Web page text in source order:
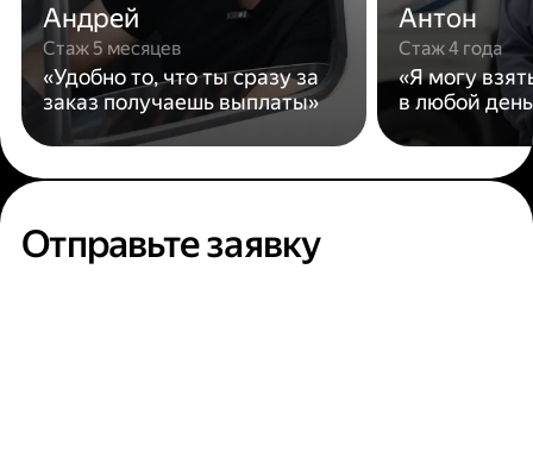
Андрей
Стаж 5 месяцев
«Удобно то, что ты сразу за
заказ получаешь выплаты»
Антон
Стаж 4 года
«Я могу
в любой
Отправьте заявку